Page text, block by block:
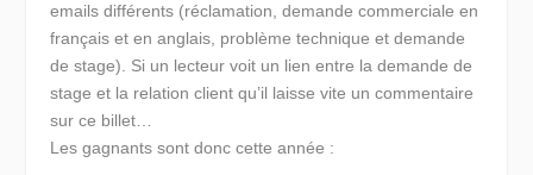
emails différents (réclamation, demande commerciale en
français et en anglais, problème technique et demande
de stage). Si un lecteur voit un lien entre la demande de
stage et la relation client qu’il laisse vite un commentaire
sur ce billet…
Les gagnants sont donc cette année :